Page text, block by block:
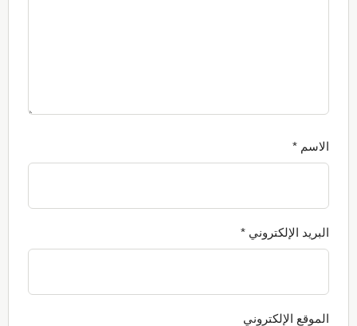
الاسم *
البريد الإلكتروني *
الموقع الإلكتروني